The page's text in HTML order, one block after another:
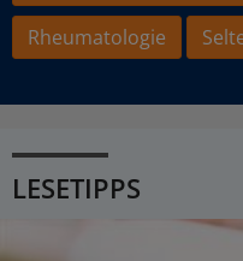
Rheumatologie
LESETIPPS